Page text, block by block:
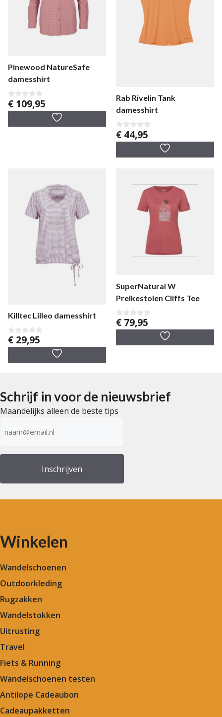
Pinewood NatureSafe
damesshirt
0
v
5
€ 109,95
Rab Rivelin Tank
damesshirt
0
v
5
€ 44,95
Killtec Lilleo damesshirt
0
v
€ 29,95
SuperNatural W
Preikestolen Cliffs Tee
0
v
€ 79,95
Schrijf in voor de nieuwsbrief
Maandelijks alleen de beste tips
mailadres
Winkelen
Wandelschoenen
Outdoorkleding
Rugzakken
Wandelstokken
Uitrusting
Travel
Fiets & Running
Wandelschoenen testen
Antilope Cadeaubon
Cadeaupakketten